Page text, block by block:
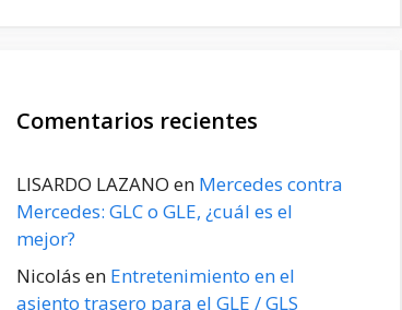
Comentarios recientes
LISARDO LAZANO en Mercedes contra
Mercedes: GLC o GLE, ¿cuál es el
mejor?
Nicolás en Entretenimiento en el
asiento trasero para el GLE / GLS